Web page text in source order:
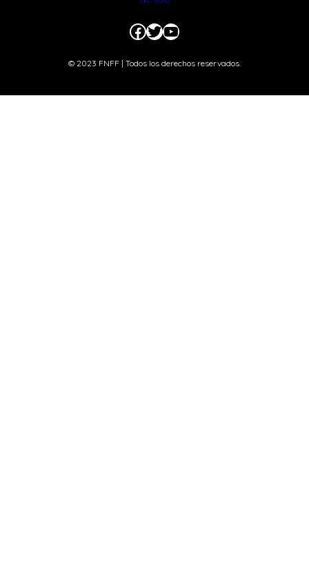
Facebook
Twitter
YouTube
© 2023 FNFF | Todos los derechos reservados.